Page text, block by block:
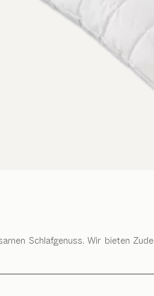
Schlafgenuss. Wir bieten